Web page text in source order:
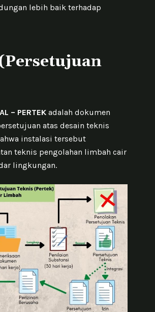
lebih baik terhadap
– PERTEK adalah dokumen
atas desain teknis
instalasi tersebut
teknis pengolahan limbah cair
lingkungan.